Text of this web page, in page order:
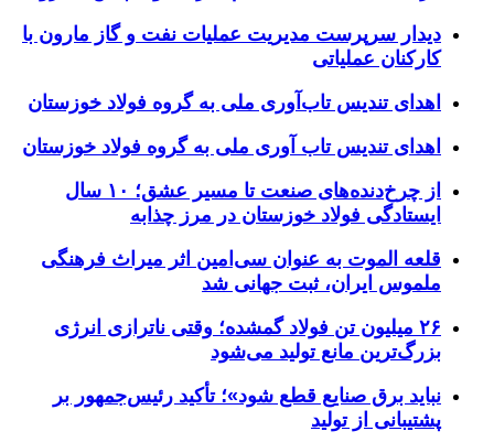
دیدار سرپرست مدیریت عملیات نفت و گاز مارون با
کارکنان عملیاتی
اهدای تندیس تاب‌آوری ملی به گروه فولاد خوزستان
اهدای تندیس تاب آوری ملی به گروه فولاد خوزستان
از چرخ‌دنده‌های صنعت تا مسیر عشق؛ ۱۰ سال
ایستادگی فولاد خوزستان در مرز چذابه
قلعه الموت به عنوان سی‌امین اثر میراث‌ فرهنگی
ملموس ایران، ثبت جهانی شد
۲۶ میلیون تن فولاد گمشده؛ وقتی ناترازی انرژی
بزرگ‌ترین مانع تولید می‌شود
نباید برق صنایع قطع شود»؛ تأکید رئیس‌جمهور بر
پشتیبانی از تولید